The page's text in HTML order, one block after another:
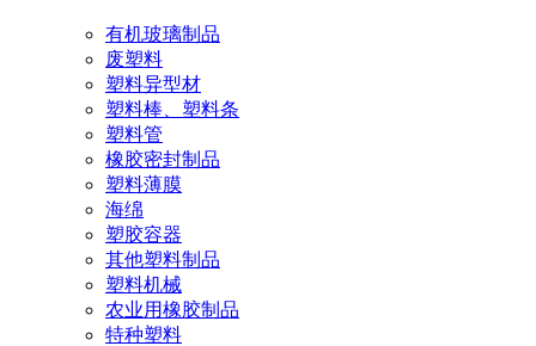
有机玻璃制品
废塑料
塑料异型材
塑料棒、塑料条
塑料管
橡胶密封制品
塑料薄膜
海绵
塑胶容器
其他塑料制品
塑料机械
农业用橡胶制品
特种塑料